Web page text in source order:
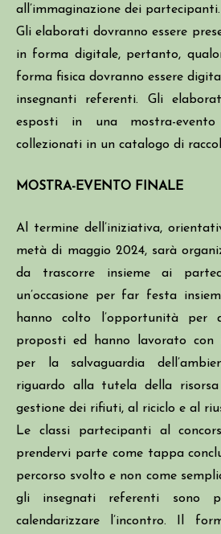
all’immaginazione dei partecipanti.
Gli elaborati dovranno essere
in forma digitale, pertanto,
forma fisica dovranno essere
insegnanti referenti. Gli
esposti in una mostra-
collezionati in un catalogo di
MOSTRA-EVENTO FINALE
Al termine dell’iniziativa,
metà di maggio 2024, sarà
da trascorre insieme ai
un’occasione per far festa
hanno colto l’opportunità per
proposti ed hanno lavorato con
per la salvaguardia
riguardo alla tutela della
gestione dei rifiuti, al riciclo e al
Le classi partecipanti al
prendervi parte come tappa
percorso svolto e non come
gli insegnati referenti sono
calendarizzare l’incontro. Il